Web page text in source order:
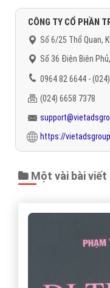
CÔNG TY CỔ PHẦN
Số 6/25 Thổ Quan,
Số 36 Điện Biên
0964 82 6644 -
(024) 6658 7378
https://
Một vài bài